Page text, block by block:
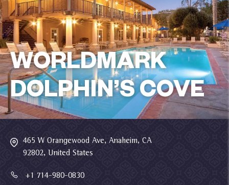
WORLDMARK
DOLPHIN’S COVE
465 W Orangewood Ave, Anaheim, CA
92802, United States
+1 714-980-0830